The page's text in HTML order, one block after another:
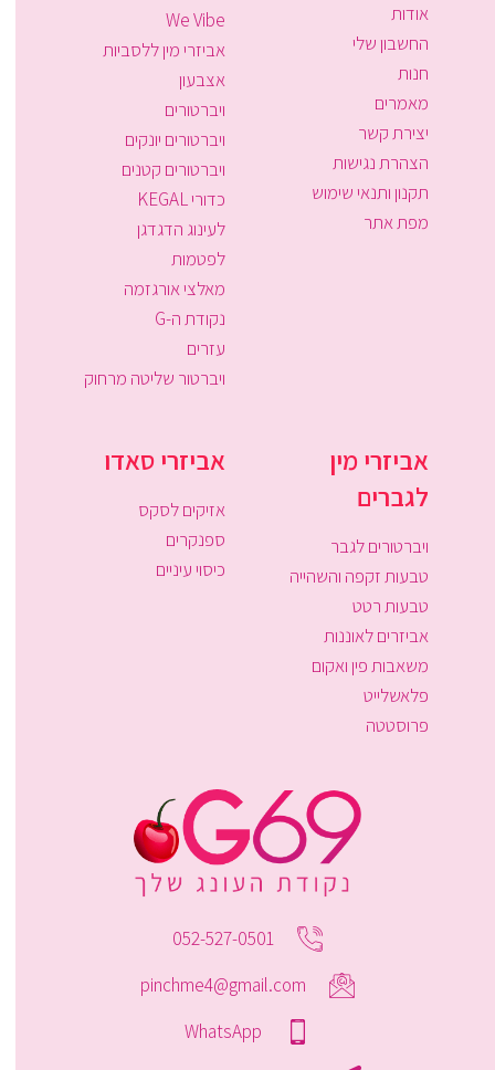
אודות
החשבון שלי
חנות
מאמרים
יצירת קשר
הצהרת נגישות
תקנון ותנאי שימוש
מפת אתר
We Vibe
אביזרי מין ללסביות
אצבעון
ויברטורים
ויברטורים יונקים
ויברטורים קטנים
כדורי KEGAL
לעינוג הדגדגן
לפטמות
מאלצי אורגזמה
נקודת ה-G
עזרים
ויברטור שליטה מרחוק
אביזרי מין
לגברים
ויברטורים לגבר
טבעות זקפה והשהייה
טבעות רטט
אביזרים לאוננות
משאבות פין ואקום
פלאשלייט
פרוסטטה
אביזרי סאדו
אזיקים לסקס
ספנקרים
כיסוי עיניים
052-527-0501
pinchme4@gmail.com
WhatsApp